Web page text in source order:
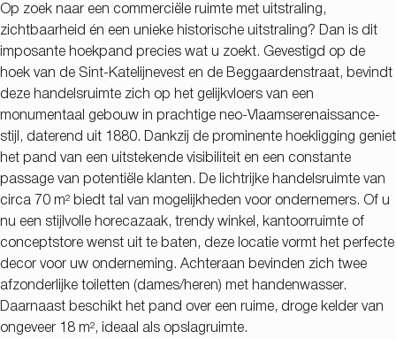
Op zoek naar een commerciële ruimte met uitstraling,
zichtbaarheid én een unieke historische uitstraling? Dan is dit
imposante hoekpand precies wat u zoekt. Gevestigd op de
hoek van de Sint-Katelijnevest en de Beggaardenstraat, bevindt
deze handelsruimte zich op het gelijkvloers van een
monumentaal gebouw in prachtige neo-Vlaamserenaissance-
stijl, daterend uit 1880. Dankzij de prominente hoekligging geniet
het pand van een uitstekende visibiliteit en een constante
passage van potentiële klanten. De lichtrijke handelsruimte van
circa 70 m² biedt tal van mogelijkheden voor ondernemers. Of u
nu een stijlvolle horecazaak, trendy winkel, kantoorruimte of
conceptstore wenst uit te baten, deze locatie vormt het perfecte
decor voor uw onderneming. Achteraan bevinden zich twee
afzonderlijke toiletten (dames/heren) met handenwasser.
Daarnaast beschikt het pand over een ruime, droge kelder van
ongeveer 18 m², ideaal als opslagruimte.